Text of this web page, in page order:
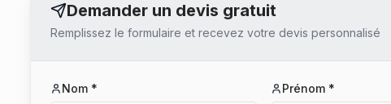
Demander un devis gratuit
Remplissez le formulaire et recevez votre devis personnalisé
Nom * Prénom *